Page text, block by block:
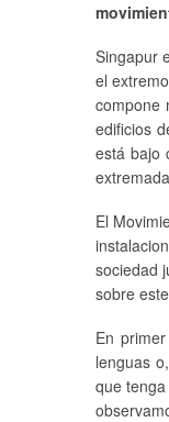
Singapur
el
compone
edificios
está bajo
El
sociedad
sobre
En
lenguas
que